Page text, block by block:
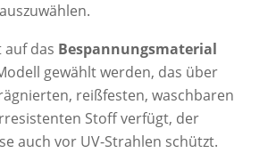
auf das Bespannungsmaterial
gewählt werden, das über
reißfesten, waschbaren
Stoff verfügt, der
auch vor UV-Strahlen schützt.